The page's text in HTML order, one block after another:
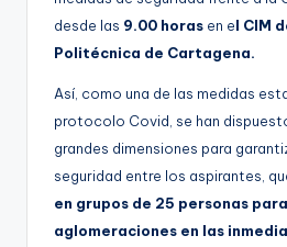
desde las 9.00 horas en el CIM
Politécnica de Cartagena.
Así, como una de las medidas
protocolo Covid, se han
grandes dimensiones para
seguridad entre los aspirantes,
en grupos de 25 personas
aglomeraciones en las